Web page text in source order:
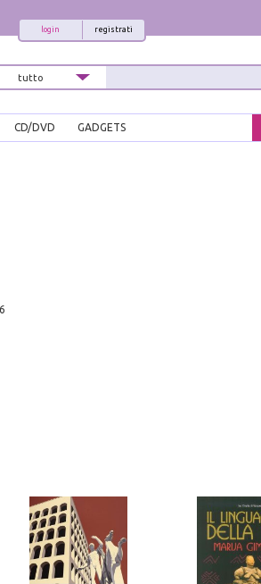
registrati
login
CD/DVD GADGETS